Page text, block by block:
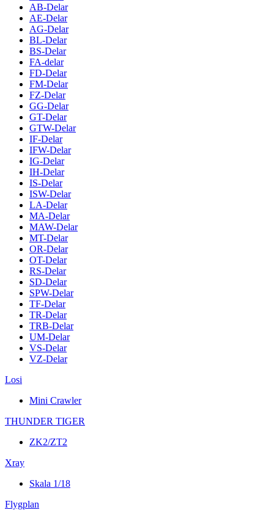
AB-Delar
AE-Delar
AG-Delar
BL-Delar
BS-Delar
FA-delar
FD-Delar
FM-Delar
FZ-Delar
GG-Delar
GT-Delar
GTW-Delar
IF-Delar
IFW-Delar
IG-Delar
IH-Delar
IS-Delar
ISW-Delar
LA-Delar
MA-Delar
MAW-Delar
MT-Delar
OR-Delar
OT-Delar
RS-Delar
SD-Delar
SPW-Delar
TF-Delar
TR-Delar
TRB-Delar
UM-Delar
VS-Delar
VZ-Delar
Losi
Mini Crawler
THUNDER TIGER
ZK2/ZT2
Xray
Skala 1/18
Flygplan